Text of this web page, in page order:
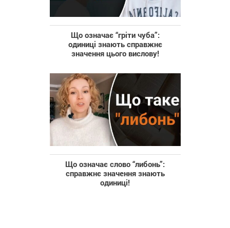
Що означає “гріти чуба”:
одиниці знають справжнє
значення цього вислову!
Що означає слово “либонь”:
справжнє значення знають
одиниці!